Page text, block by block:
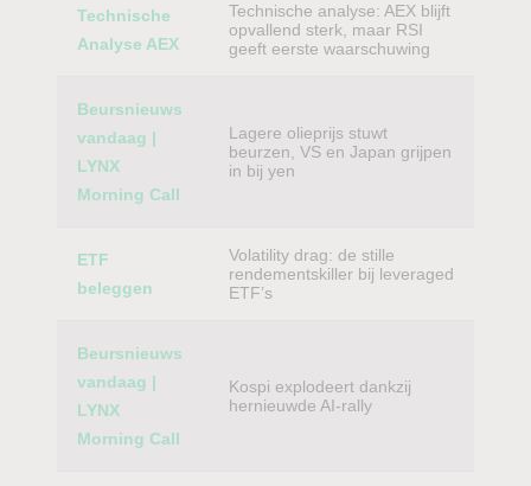
Technische
Analyse AEX
Technische analyse: AEX blijft
opvallend sterk, maar RSI
geeft eerste waarschuwing
Beursnieuws
vandaag |
LYNX
Morning Call
Lagere olieprijs stuwt
beurzen, VS en Japan grijpen
in bij yen
ETF
beleggen
Volatility drag: de stille
rendementskiller bij leveraged
ETF’s
Beursnieuws
vandaag |
LYNX
Morning Call
Kospi explodeert dankzij
hernieuwde AI-rally